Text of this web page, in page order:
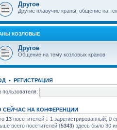
Другое
Другие плавучие краны, общение на
КОЗЛОВЫЕ
Другое
Общение на тему козловых кранов
• РЕГИСТРАЦИЯ
пользователя:
СЕЙЧАС НА КОНФЕРЕНЦИИ
13 посетителей :: 1 зарегистрированный, 0
всего посетителей (5343) здесь было 30